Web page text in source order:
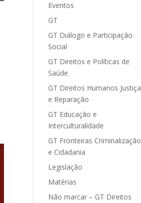
Eventos
GT
GT Diálogo e Participação
Social
GT Direitos e Políticas de
Saúde
GT Direitos Humanos Justiça
e Reparação
GT Educação e
Interculturalidade
GT Fronteiras Criminalização
e Cidadania
Legislação
Matérias
Não marcar – GT Direitos